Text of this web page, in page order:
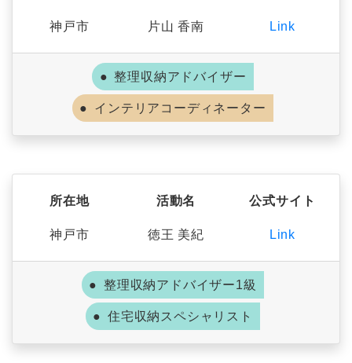
神戸市 片山 香南 Link
整理収納アドバイザー
インテリアコーディネーター
所在地
神戸市
活動名
徳王 美紀
公式サイト
Link
整理収納アドバイザー1級
住宅収納スペシャリスト